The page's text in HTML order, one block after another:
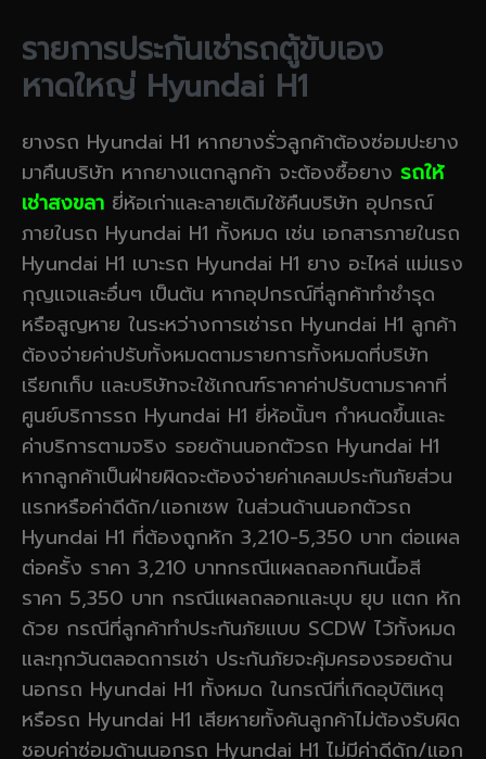
รายการประกันเช่ารถตู้ขับเอง
หาดใหญ่ Hyundai H1
ยางรถ Hyundai H1 หากยางรั่วลูกค้าต้องซ่อมปะยาง
มาคืนบริษัท หากยางแตกลูกค้า จะต้องซื้อยาง รถให้
เช่าสงขลา ยี่ห้อเก่าและลายเดิมใช้คืนบริษัท อุปกรณ์
ภายในรถ Hyundai H1 ทั้งหมด เช่น เอกสารภายในรถ
Hyundai H1 เบาะรถ Hyundai H1 ยาง อะไหล่ แม่แรง
กุญแจและอื่นๆ เป็นต้น หากอุปกรณ์ที่ลูกค้าทำชำรุด
หรือสูญหาย ในระหว่างการเช่ารถ Hyundai H1 ลูกค้า
ต้องจ่ายค่าปรับทั้งหมดตามรายการทั้งหมดที่บริษัท
เรียกเก็บ และบริษัทจะใช้เกณฑ์ราคาค่าปรับตามราคาที่
ศูนย์บริการรถ Hyundai H1 ยี่ห้อนั้นๆ กำหนดขึ้นและ
ค่าบริการตามจริง รอยด้านนอกตัวรถ Hyundai H1
หากลูกค้าเป็นฝ่ายผิดจะต้องจ่ายค่าเคลมประกันภัยส่วน
แรกหรือค่าดีดัก/แอกเซพ ในส่วนด้านนอกตัวรถ
Hyundai H1 ที่ต้องถูกหัก 3,210-5,350 บาท ต่อแผล
ต่อครั้ง ราคา 3,210 บาทกรณีแผลถลอกกินเนื้อสี
ราคา 5,350 บาท กรณีแผลถลอกและบุบ ยุบ แตก หัก
ด้วย กรณีที่ลูกค้าทำประกันภัยแบบ SCDW ไว้ทั้งหมด
และทุกวันตลอดการเช่า ประกันภัยจะคุ้มครองรอยด้าน
นอกรถ Hyundai H1 ทั้งหมด ในกรณีที่เกิดอุบัติเหตุ
หรือรถ Hyundai H1 เสียหายทั้งคันลูกค้าไม่ต้องรับผิด
ชอบค่าซ่อมด้านนอกรถ Hyundai H1 ไม่มีค่าดีดัก/แอก